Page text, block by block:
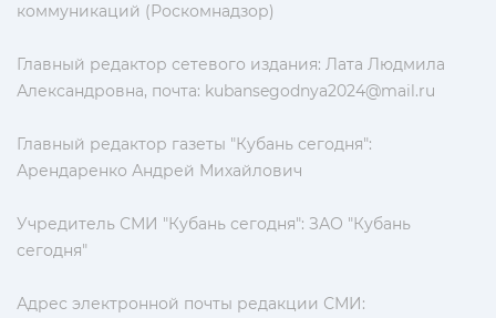
коммуникаций (Роскомнадзор)
Главный редактор сетевого издания: Лата Людмила
Александровна, почта: kubansegodnya2024@mail.ru
Главный редактор газеты "Кубань сегодня":
Арендаренко Андрей Михайлович
Учредитель СМИ "Кубань сегодня": ЗАО "Кубань
сегодня"
Адрес электронной почты редакции СМИ: